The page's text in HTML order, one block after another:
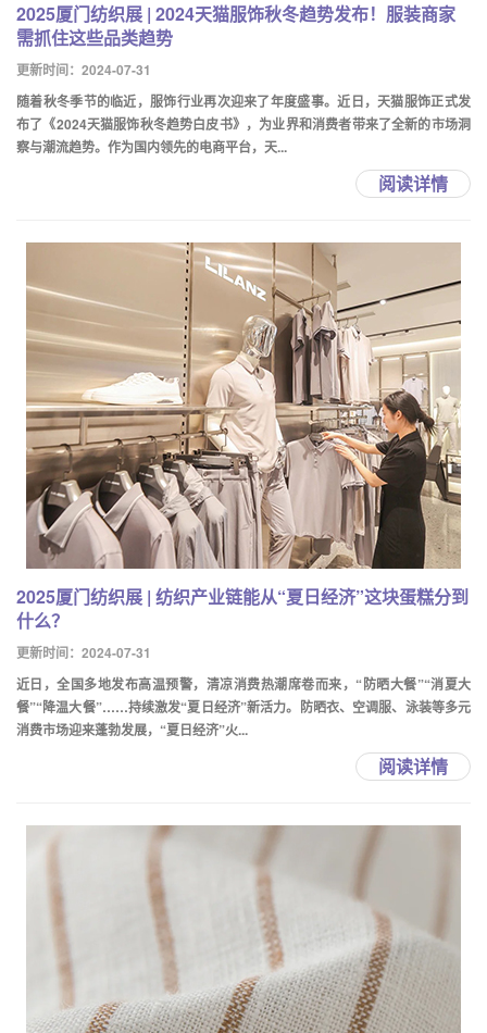
2025厦门纺织展 | 2024天猫服饰秋冬趋势发布！服装商家
需抓住这些品类趋势
更新时间：2024-07-31
随着秋冬季节的临近，服饰行业再次迎来了年度盛事。近日，天猫服饰正式发
布了《2024天猫服饰秋冬趋势白皮书》，为业界和消费者带来了全新的市场洞
察与潮流趋势。作为国内领先的电商平台，天...
阅读详情
2025厦门纺织展 | 纺织产业链能从“夏日经济”这块蛋糕分到
什么？
更新时间：2024-07-31
近日，全国多地发布高温预警，清凉消费热潮席卷而来，“防晒大餐”“消夏大
餐”“降温大餐”……持续激发“夏日经济”新活力。防晒衣、空调服、泳装等多元
消费市场迎来蓬勃发展，“夏日经济”火...
阅读详情